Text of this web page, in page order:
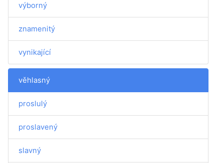
výborný
znamenitý
vynikající
věhlasný
proslulý
proslavený
slavný